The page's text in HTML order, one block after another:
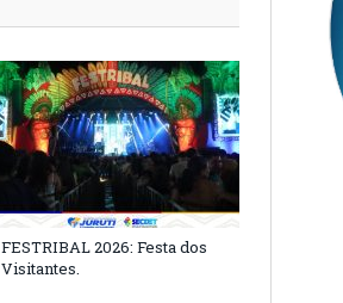
FESTRIBAL 2026: Festa dos
Visitantes.